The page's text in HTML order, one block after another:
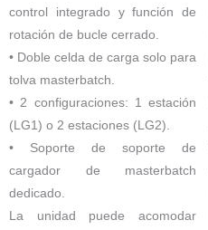
control integrado y función de
rotación de bucle cerrado.
• Doble celda de carga solo para
tolva masterbatch.
• 2 configuraciones: 1 estación
(LG1) o 2 estaciones (LG2).
• Soporte de soporte de
cargador de masterbatch
dedicado.
La unidad puede acomodar